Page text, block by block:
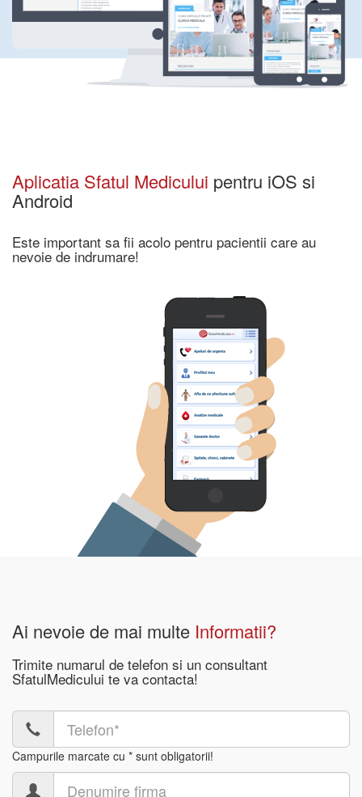
Aplicatia Sfatul Medicului pentru iOS si
Android
Este important sa fii acolo pentru pacientii care au
nevoie de indrumare!
Ai nevoie de mai multe Informatii?
Trimite numarul de telefon si un consultant
SfatulMedicului te va contacta!
Campurile marcate cu * sunt obligatorii!